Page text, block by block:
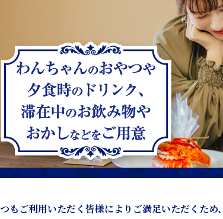
もご利用いただく皆様によりご満足いただくため、